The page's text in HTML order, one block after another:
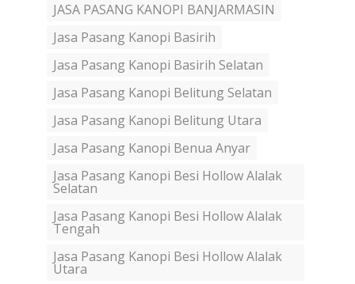
JASA PASANG KANOPI BANJARMASIN
Jasa Pasang Kanopi Basirih
Jasa Pasang Kanopi Basirih Selatan
Jasa Pasang Kanopi Belitung Selatan
Jasa Pasang Kanopi Belitung Utara
Jasa Pasang Kanopi Benua Anyar
Jasa Pasang Kanopi Besi Hollow Alalak
Selatan
Jasa Pasang Kanopi Besi Hollow Alalak
Tengah
Jasa Pasang Kanopi Besi Hollow Alalak
Utara